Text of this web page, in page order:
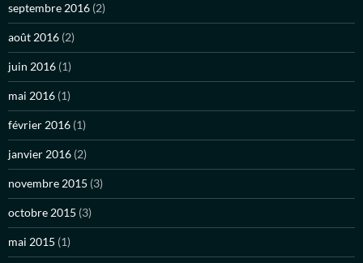
septembre 2016 (2)
août 2016 (2)
juin 2016 (1)
mai 2016 (1)
février 2016 (1)
janvier 2016 (2)
novembre 2015 (3)
octobre 2015 (3)
mai 2015 (1)